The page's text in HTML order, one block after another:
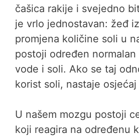
čašica rakije i svejedno
je vrlo jednostavan: žeđ
promjena količine soli u
postoji određen
vode i soli. Ako se taj
korist soli, nastaje
U našem mozgu postoji
koji reagira na određenu